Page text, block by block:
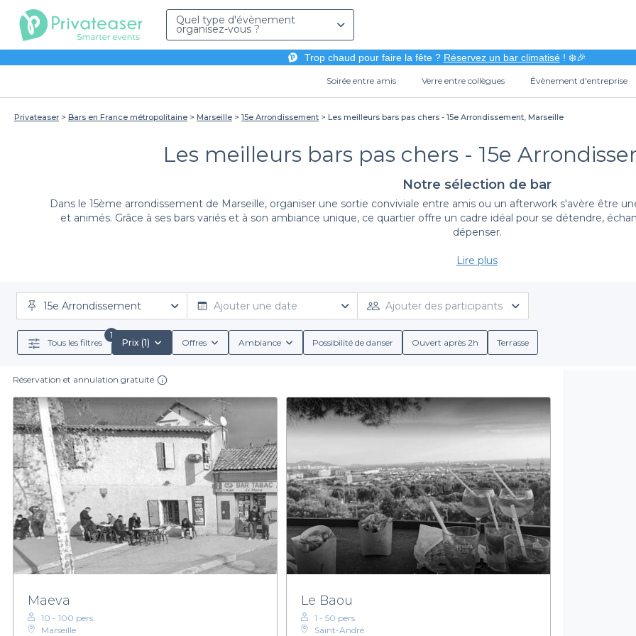
Quel type d'évènement
organisez-vous ?
Trop chaud pour faire la fête ? Réservez un bar climatisé! ❄️🎉
Soirée entre amis Verre entre collègues Évènement d'entreprise
Privateaser Bars en France métropolitaine Marseille 15e Arrondissement Les meilleurs bars pas chers - 15e Arrondissement, Marseille
Les meilleurs bars pas chers - 15e
Notre sélection de bar
Dans le 15ème arrondissement de Marseille, organiser une sortie conviviale entre amis ou un afterwork s'avère être
et animés. Grâce à ses bars variés et à son ambiance unique, ce quartier offre un cadre idéal pour se détendre,
dépenser.
En choisissant Privateaser, vous bénéficiez d'un accès privilégié à une sélection de bars pas chers dans le 15ème
référencé pour vous une multitude d’établissements, allant des bars authentiques aux lieux modernes, tous
vous permet de choisir celui qui correspond à l’atmosphère que vous souhaitez créer, que ce soit un endroit cosy
la fête.
L’un des grands avantages de notre plateforme réside dans sa simplicité de réservation. Grâce à un processus en
réservation détaillées, explorer différentes options de menus pour vos groupes et découvrir une vaste gamme de
vous offre également la possibilité de choisir parmi des packages incluant des cocktails, des boissons locales et des
rapide et efficace, afin que vous n’ayez pas à vous préoccuper de la logistique de
Profitez de la richesse de l'offre marseillaise et organisez sans stress votre sortie dans le 15ème arrondissement.
sélection de bars pas chers sur Privateaser, et commencez à planifier une soirée mémorable
Lire plus
15e Arrondissement Ajouter une date Ajouter des participants
Tous les filtres
1
Prix (1) Offres Ambiance Possibilité de danser Ouvert après 2h Terrasse
Réservation et annulation gratuite
Maeva
10 - 100 pers.
Marseille
Le Baou
1 - 50 pers.
Saint-André